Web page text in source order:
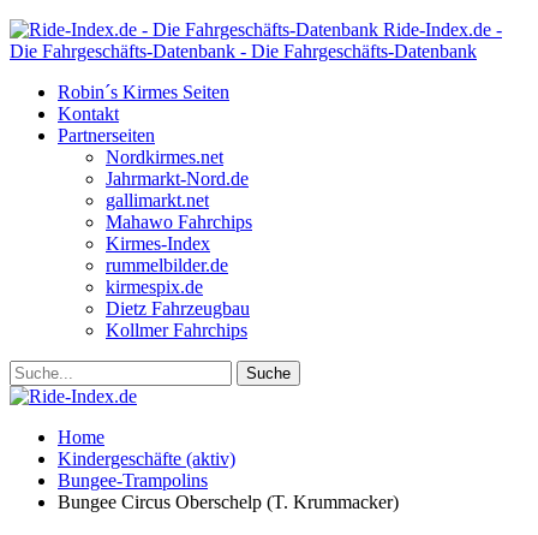
Ride-Index.de -
Die Fahrgeschäfts-Datenbank - Die Fahrgeschäfts-Datenbank
Robin´s Kirmes Seiten
Kontakt
Partnerseiten
Nordkirmes.net
Jahrmarkt-Nord.de
gallimarkt.net
Mahawo Fahrchips
Kirmes-Index
rummelbilder.de
kirmespix.de
Dietz Fahrzeugbau
Kollmer Fahrchips
Home
Kindergeschäfte (aktiv)
Bungee-Trampolins
Bungee Circus Oberschelp (T. Krummacker)